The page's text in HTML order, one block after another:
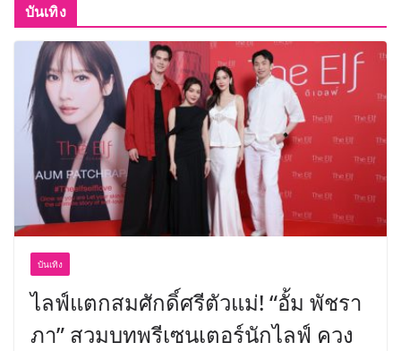
AirAsia X SEE FAH พันธมิตรทางธุรกิจ
ยาวนานกว่า 20 ปี ต่อยอดเสิร์ฟความ
อร่อย ยกเมนูระดับตำนาน “ข้าวหน้าไก่
ราชวงศ์” พุ่งทะยานสู่น่านฟ้า
บันเทิง
บันเทิง
ไลฟ์แตกสมศักดิ์ศรีตัวแม่! “อั้ม พัชรา
ภา” สวมบทพรีเซนเตอร์นักไลฟ์ ควง